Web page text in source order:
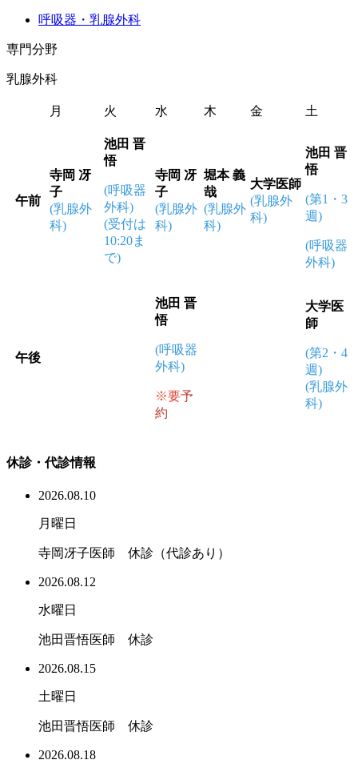
呼吸器・乳腺外科
専門分野
乳腺外科
月 火 水 木 金 土
午前
寺岡 冴
子
(乳腺外
科)
池田 晋
悟
(呼吸器
外科)
(受付は
10:20ま
で)
寺岡 冴
子
(乳腺外
科)
堀本 義
哉
(乳腺外
科)
大学医師
(乳腺外
科)
池田 晋
悟
(第1・3
週)
(呼吸器
外科)
大学医
師
(第2・4
週)
(乳腺外
科)
午後
池田 晋
悟
(呼吸器
外科)
※要予
約
休診・代診情報
2026.08.10
月曜日
寺岡冴子医師 休診（代診あり）
2026.08.12
水曜日
池田晋悟医師 休診
2026.08.15
土曜日
池田晋悟医師 休診
2026.08.18